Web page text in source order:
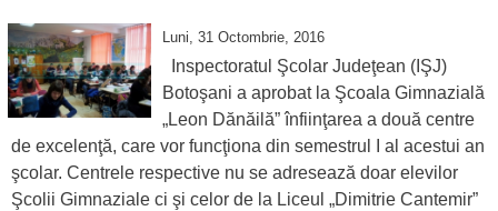
Luni, 31 Octombrie, 2016
Inspectoratul Şcolar Judeţean (IŞJ)
Botoşani a aprobat la Şcoala Gimnazială
„Leon Dănăilă” înfiinţarea a două centre
de excelenţă, care vor funcţiona din semestrul I al acestui an
şcolar. Centrele respective nu se adresează doar elevilor
Şcolii Gimnaziale ci şi celor de la Liceul „Dimitrie Cantemir”